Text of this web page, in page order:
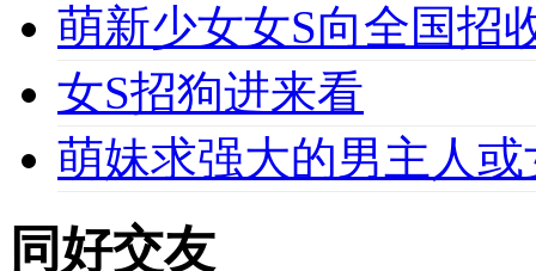
萌新少女女S向全国招
女S招狗进来看
萌妹求强大的男主人
同好交友